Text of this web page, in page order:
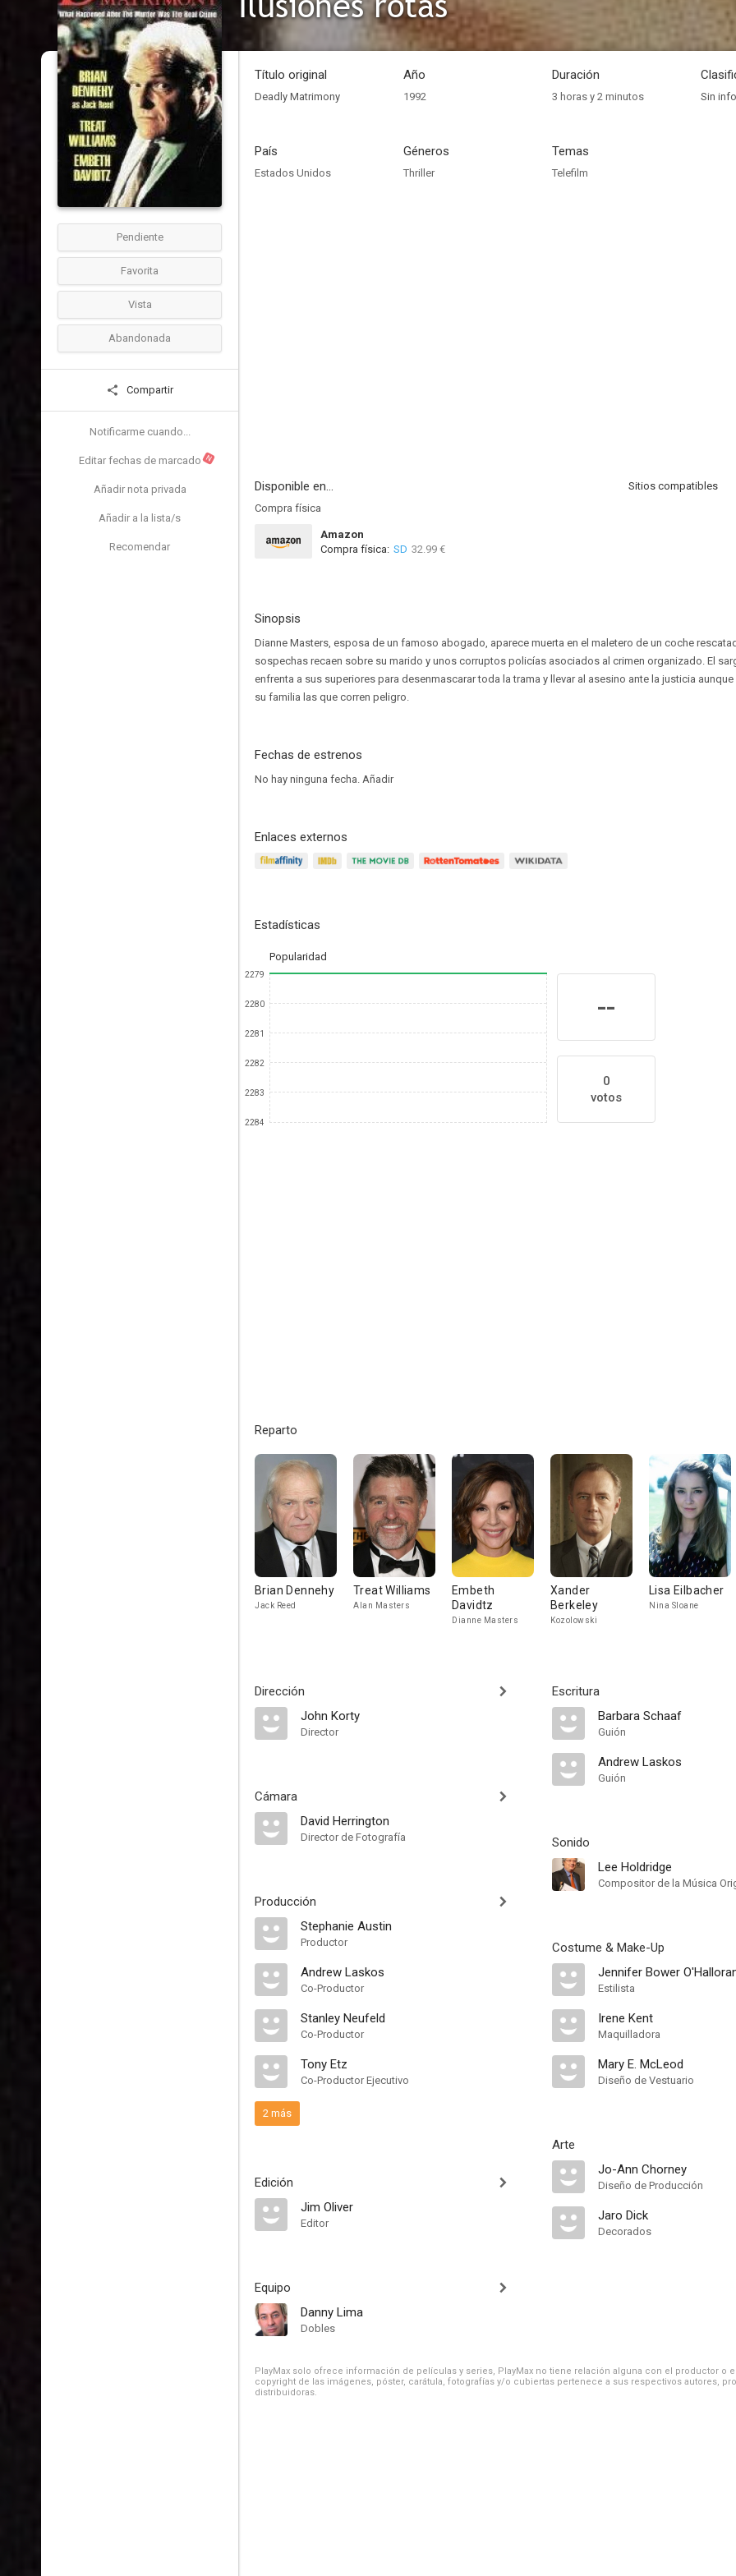
Pendiente
Favorita
Vista
Abandonada
Compartir
Notificarme cuando...
Editar fechas de marcado N
Añadir nota privada
Añadir a la lista/s
Recomendar
Título original
Deadly Matrimony
Año
1992
Duración
3 horas y 2 minutos Sin
País
Estados Unidos
Géneros
Thriller
Temas
Telefilm
Disponible en...
Sitios compatibles
Compra física
Amazon
Compra física: SD 32.99 €
Sinopsis
Dianne Masters, esposa de un famoso abogado, aparece muerta en el maletero de un coche
sospechas recaen sobre su marido y unos corruptos policías asociados al crimen organizado. El
enfrenta a sus superiores para desenmascarar toda la trama y llevar al asesino ante la justicia
su familia las que corren peligro.
Fechas de estrenos
No hay ninguna fecha. Añadir
Enlaces externos
Estadísticas
Popularidad
2279
2280
2281
2282
2283
2284
--
0
votos
Reparto
Brian Dennehy
Jack Reed
Treat Williams
Alan Masters
Embeth
Davidtz
Dianne Masters
Xander
Berkeley
Kozolowski
Lisa Eilbacher
Nina Sloane
Dirección
John Korty
Director
Cámara
David Herrington
Director de Fotografía
Producción
Stephanie Austin
Productor
Andrew Laskos
Co-Productor
Stanley Neufeld
Co-Productor
Tony Etz
Co-Productor Ejecutivo
2 más
Edición
Jim Oliver
Editor
Equipo
Danny Lima
Dobles
Escritura
Barbara Schaaf
Guión
Andrew Laskos
Guión
Sonido
Lee Holdridge
Compositor de la Música
Costume & Make-Up
Jennifer Bower
Estilista
Irene Kent
Maquilladora
Mary E. McLeod
Diseño de Vestuario
Arte
Jo-Ann Chorney
Diseño de Producción
Jaro Dick
Decorados
PlayMax solo ofrece información de películas y series, PlayMax no tiene relación alguna con el productor o
copyright de las imágenes, póster, carátula, fotografías y/o cubiertas pertenece a sus respectivos autores,
distribuidoras.